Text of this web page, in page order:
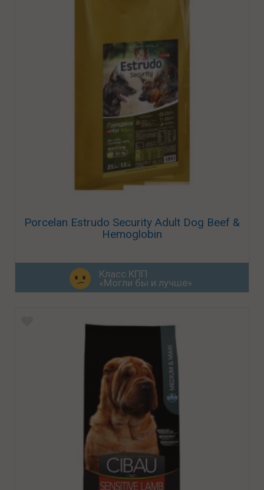
Porcelan Estrudo Security Adult Dog Beef &
Hemoglobin
Класс КПП
«Могли бы и лучше»